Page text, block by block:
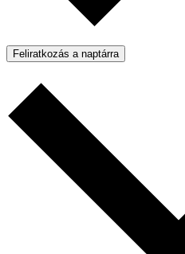
Feliratkozás a naptárra